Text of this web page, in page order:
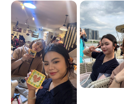
楽しいサイゴン体験をお届けす